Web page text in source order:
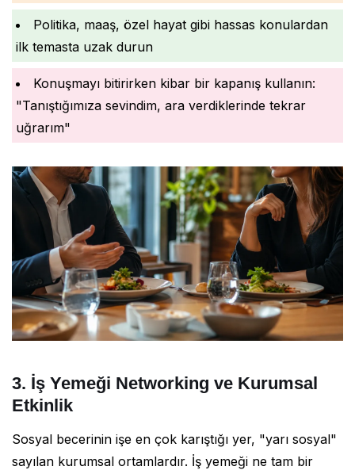
Politika, maaş, özel hayat gibi hassas konulardan
ilk temasta uzak durun
Konuşmayı bitirirken kibar bir kapanış kullanın:
"Tanıştığımıza sevindim, ara verdiklerinde tekrar
uğrarım"
3. İş Yemeği Networking ve Kurumsal
Etkinlik
Sosyal becerinin işe en çok karıştığı yer, "yarı sosyal"
sayılan kurumsal ortamlardır. İş yemeği ne tam bir